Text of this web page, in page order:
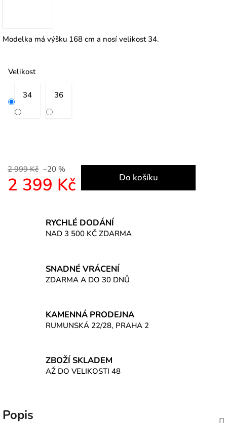
Modelka má výšku 168 cm a nosí velikost 34.
Velikost
34 36
2 999 Kč –20 %
2 399 Kč Do košíku
RYCHLÉ DODÁNÍ
NAD 3 500 KČ ZDARMA
SNADNÉ VRÁCENÍ
ZDARMA A DO 30 DNŮ
KAMENNÁ PRODEJNA
RUMUNSKÁ 22/28, PRAHA 2
ZBOŽÍ SKLADEM
AŽ DO VELIKOSTI 48
Popis